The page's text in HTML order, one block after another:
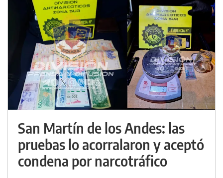
San Martín de los Andes: las
pruebas lo acorralaron y aceptó
condena por narcotráfico